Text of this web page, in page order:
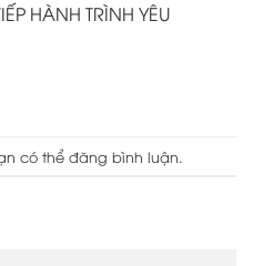
HÀNH TRÌNH YÊU
có thể đăng bình luận